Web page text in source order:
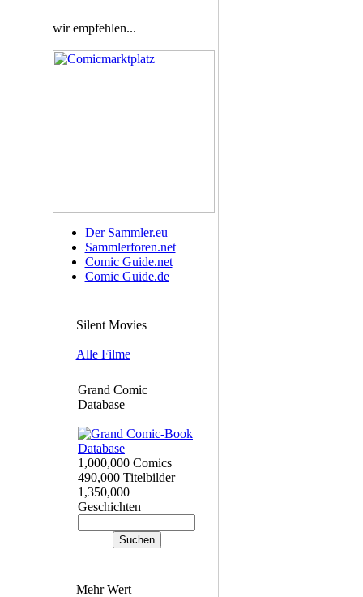
wir empfehlen...
Der Sammler.eu
Sammlerforen.net
Comic Guide.net
Comic Guide.de
Silent Movies
Alle Filme
Grand Comic
Database
1,000,000 Comics
490,000 Titelbilder
1,350,000
Geschichten
Mehr Wert